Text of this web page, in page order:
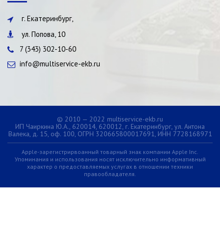
г. Екатеринбург,
ул. Попова, 10
7 (343) 302-10-60
info@multiservice-ekb.ru
© 2010 — 2022 multiservice-ekb.ru
ИП Чаиркина Ю.А., 620014, 620012, г. Екатеринбург, ул. Антона
Валека, д. 15, оф. 100, ОГРН 320665800017691, ИНН 7728168971
Apple-зарегистрирвоанный товарный знак компании Apple Inc.
Упоминания и использования носят исключительно информативный
характер о предоставляемых услугах в отношении техники
правообладателя.